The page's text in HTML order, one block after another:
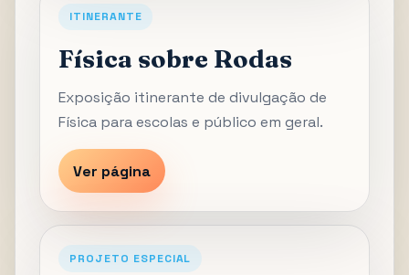
ITINERANTE
Física sobre Rodas
Exposição itinerante de divulgação de
Física para escolas e público em geral.
Ver página
PROJETO ESPECIAL